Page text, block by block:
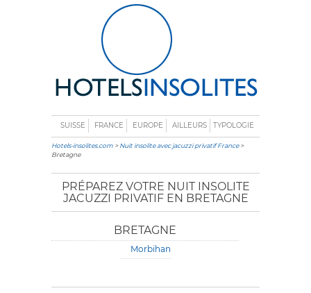
SUISSE FRANCE EUROPE AILLEURS TYPOLOGIE
Hotels-insolites.com >Nuit insolite avec jacuzzi privatif France>
Bretagne
PRÉPAREZ VOTRE NUIT INSOLITE
JACUZZI PRIVATIF EN BRETAGNE
BRETAGNE
Morbihan